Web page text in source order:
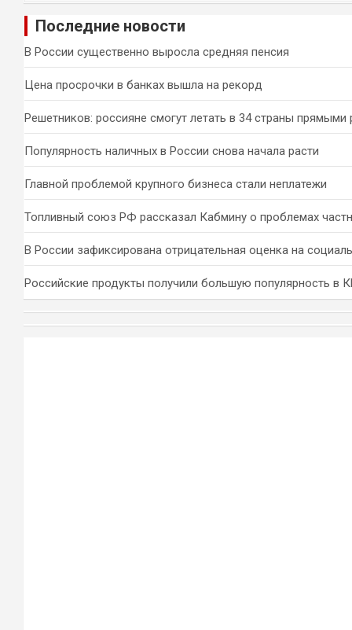
и
Последние новости
В России существенно выросла средняя пенсия
Цена просрочки в банках вышла на рекорд
Решетников: россияне смогут летать в 34 страны прямыми
Популярность наличных в России снова начала расти
Главной проблемой крупного бизнеса стали неплатежи
Топливный союз РФ рассказал Кабмину о проблемах
В России зафиксирована отрицательная оценка на
Российские продукты получили большую популярность в